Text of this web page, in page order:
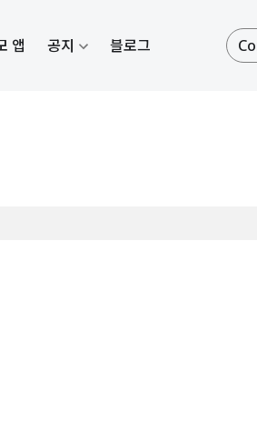
앱 공지 블로그